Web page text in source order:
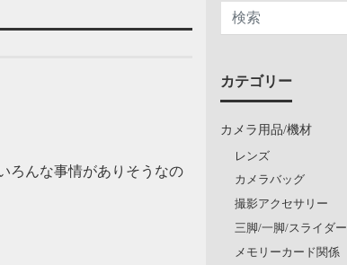
ろんな事情がありそうなの
カテゴリー
カメラ用品/機材
レンズ
カメラバッグ
撮影アクセサリー
三脚/一脚/スライダー
メモリーカード関係